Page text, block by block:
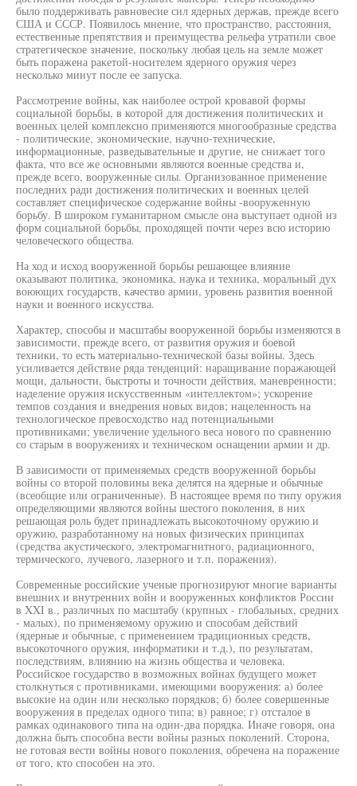
было поддерживать равновесие сил ядерных держав, прежде всего
США и СССР. Появилось мнение, что пространство, расстояния,
естественные препятствия и преимущества рельефа утратили свое
стратегическое значение, поскольку любая цель на земле может
быть поражена ракетой-носителем ядерного оружия через
несколько минут после ее запуска.
Рассмотрение войны, как наиболее острой кровавой формы
социальной борьбы, в которой для достижения политических и
военных целей комплексно применяются многообразные средства
- политические, экономические, научно-технические,
информационные, разведывательные и другие, не снижает того
факта, что все же основными являются военные средства и,
прежде всего, вооруженные силы. Организованное применение
последних ради достижения политических и военных целей
составляет специфическое содержание войны -вооруженную
борьбу. В широком гуманитарном смысле она выступает одной из
форм социальной борьбы, проходящей почти через всю историю
человеческого общества.
На ход и исход вооруженной борьбы решающее влияние
оказывают политика, экономика, наука и техника, моральный дух
воюющих государств, качество армии, уровень развития военной
науки и военного искусства.
Характер, способы и масштабы вооруженной борьбы изменяются в
зависимости, прежде всего, от развития оружия и боевой
техники, то есть материально-технической базы войны. Здесь
усиливается действие ряда тенденций: наращивание поражающей
мощи, дальности, быстроты и точности действия, маневренности;
наделение оружия искусственным «интеллектом»; ускорение
темпов создания и внедрения новых видов; нацеленность на
технологическое превосходство над потенциальными
противниками; увеличение удельного веса нового по сравнению
со старым в вооружениях и техническом оснащении армии и др.
В зависимости от применяемых средств вооруженной борьбы
войны со второй половины века делятся на ядерные и обычные
(всеобщие или ограниченные). В настоящее время по типу оружия
определяющими являются войны шестого поколения, в них
решающая роль будет принадлежать высокоточному оружию и
оружию, разработанному на новых физических принципах
(средства акустического, электромагнитного, радиационного,
термического, лучевого, лазерного и т.п. поражения).
Современные российские ученые прогнозируют многие варианты
внешних и внутренних войн и вооруженных конфликтов России
в XXI в., различных по масштабу (крупных - глобальных, средних
- малых), по применяемому оружию и способам действий
(ядерные и обычные, с применением традиционных средств,
высокоточного оружия, информатики и т.д.), по результатам,
последствиям, влиянию на жизнь общества и человека.
Российское государство в возможных войнах будущего может
столкнуться с противниками, имеющими вооружения: а) более
высокие на один или несколько порядков; б) более совершенные
вооружения в пределах одного типа; в) равное; г) отсталое в
рамках одинакового типа на один-два порядка. Иначе говоря, она
должна быть способна вести войны разных поколений. Сторона,
не готовая вести войны нового поколения, обречена на поражение
от того, кто способен на это.